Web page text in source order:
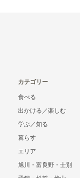
カテゴリー
食べる
出かける／楽しむ
学ぶ／知る
暮らす
エリア
旭川・富良野・士別